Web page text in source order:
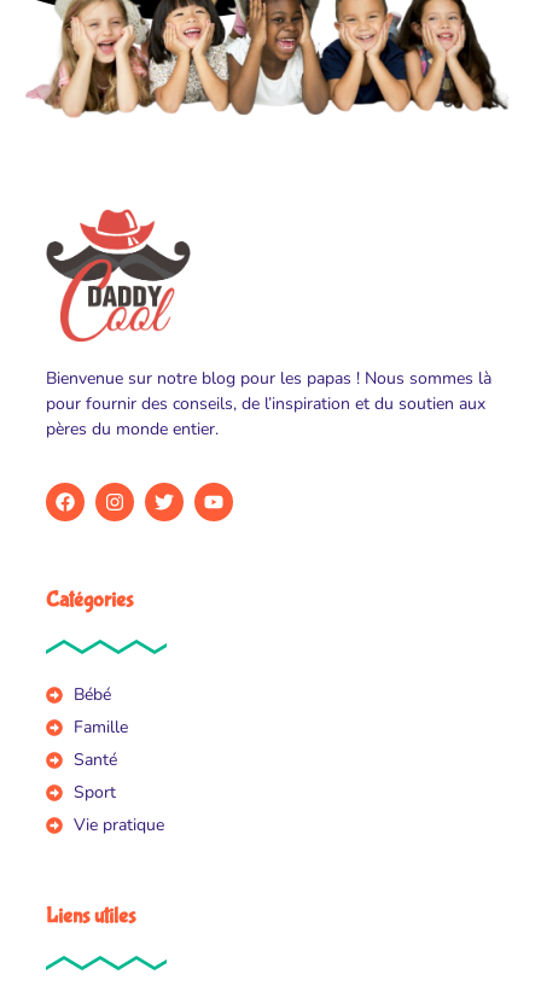
Bienvenue sur notre blog pour les papas ! Nous sommes là
pour fournir des conseils, de l’inspiration et du soutien aux
pères du monde entier.
Catégories
Bébé
Famille
Santé
Sport
Vie pratique
Liens utiles